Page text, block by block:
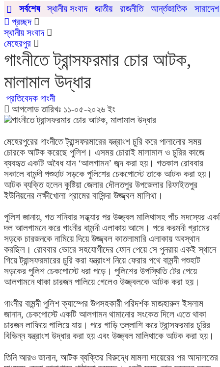
সর্বশেষ স্থানীয় সংবাদ জাতীয় রাজনীতি আর্ন্তজাতিক
সারাদেশ
প্রচ্ছদ
স্থানীয় সংবাদ
মেহেরপুর
গাংনীতে ট্রান্সফরমার চোর আটক,
মালামাল উদ্ধার
প্রতিবেদক গাংনী
আপলোড তারিখঃ ১১-০৫-২০২৬ ইং
মেহেরপুরের গাংনীতে ট্রান্সফরমারের যন্ত্রাংশ চুরি করে পালানোর সময়
চোরকে আটক করেছে পুলিশ। এসময় চোরাই মালামাল ও চুরির কাজে
ব্যবহৃত একটি অবৈধ যান ‘আলগামন’ জব্দ করা হয়। গতকাল রোববার
সকালে বামন্দী পশুহাট সড়কে পুলিশের চেকপোস্টে তাকে আটক করা হয়।
আটক ব্যক্তি হলেন কুষ্টিয়া জেলার দৌলতপুর উপজেলার রিফাইতপুর
ইউনিয়নের লক্ষীখোলা গ্রামের বাসিন্দা উজ্জ্বল মালিথা।
পুলিশ জানায়, গত শনিবার সন্ধ্যার পর উজ্জ্বল মালিথাসহ পাঁচ সদস্যের
দল আলগামনে করে গাংনীর বামন্দী এলাকায় আসে। পরে করমদী গ্রামের
সড়কে চারজনকে নামিয়ে দিয়ে উজ্জ্বল কাতলামারি এলাকায় অবস্থান
করছিল। রোববার ভোরে সহযোগীদের ফোন পেয়ে সে পুনরায় একই স্থানে
গিয়ে ট্রান্সফরমারের চুরি করা যন্ত্রাংশ নিয়ে ফেরার পথে বামন্দী পশুহাট
সড়কের পুলিশ চেকপোস্টে ধরা পড়ে। পুলিশের উপস্থিতি টের পেয়ে
আলগামনে থাকা চারজন পালিয়ে গেলেও উজ্জ্বলকে আটক করা হয়।
গাংনীর বামন্দী পুলিশ ক্যাম্পের উপসহকারী পরিদর্শক মাজহারুল ইসলাম
জানান, চেকপোস্টে একটি আলগামন থামানোর সংকেত দিলে এতে থাকা
চারজন লাফিয়ে পালিয়ে যায়। পরে গাড়ি তল্লাশি করে ট্রান্সফরমার চুরির
বিভিন্ন যন্ত্রাংশ উদ্ধার করা হয় এবং উজ্জ্বল মালিথাকে আটক করা হয়।
তিনি আরও জানান, আটক ব্যক্তির বিরুদ্ধে মামলা দায়েরের পর আদালতের